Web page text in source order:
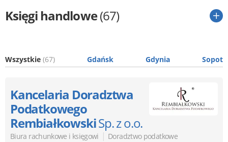
Księgi handlowe(67)
Wszystkie (67) Gdańsk Gdynia Sopot
Kancelaria Doradztwa
Podatkowego
RembiałkowskiSp. z o.o.
Biura rachunkowe i księgowi | Doradztwo podatkowe